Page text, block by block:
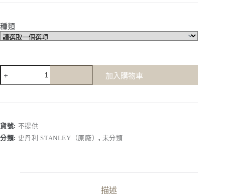
種類
｜
(第
二
加入購物車
貨號: 不提供
分類: 史丹利 STANLEY（原廠）, 未分類
描述